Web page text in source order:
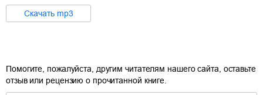
Cкачать mp3
Помогите, пожалуйста, другим читателям нашего сайта, оставьте
отзыв или рецензию о прочитанной книге.